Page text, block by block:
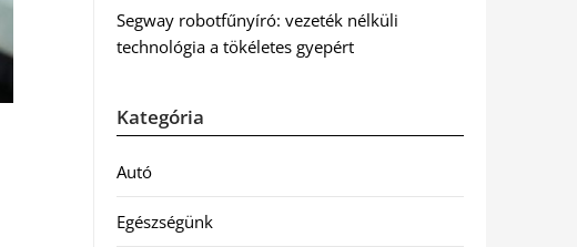
Segway robotfűnyíró: vezeték nélküli
technológia a tökéletes gyepért
Kategória
Autó
Egészségünk